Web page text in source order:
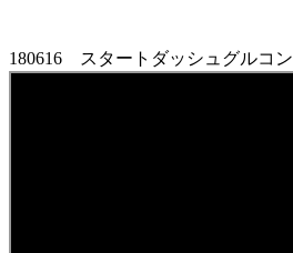
180616 スタートダッシュグルコン